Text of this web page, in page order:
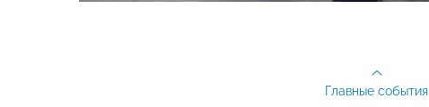
Главные события